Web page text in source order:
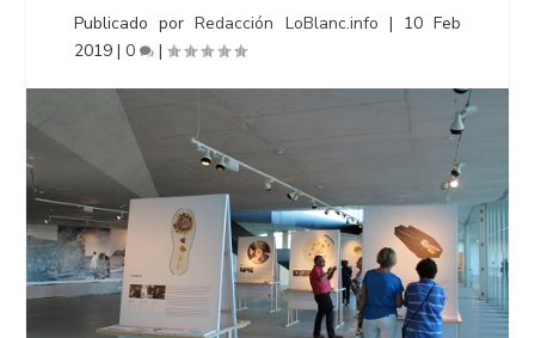
Publicado porRedacción LoBlanc.info | 10 Feb
2019 |0 |